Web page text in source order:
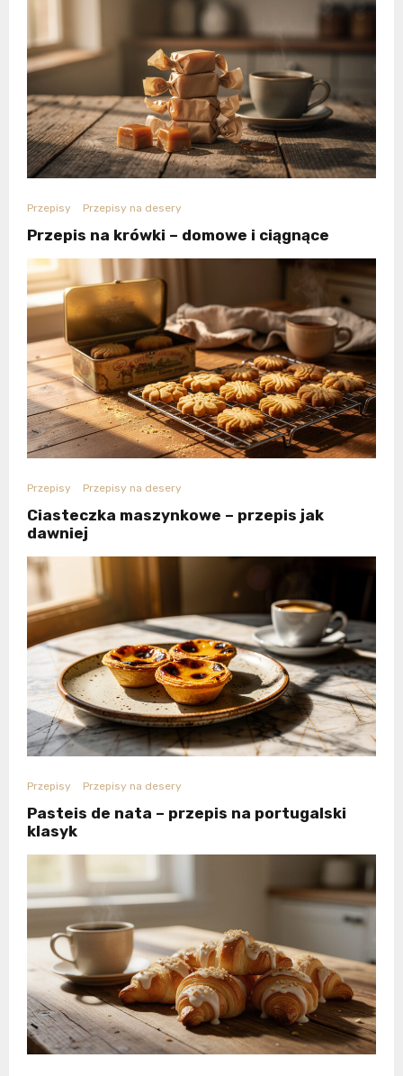
Przepisy Przepisy na desery
Przepis na krówki – domowe i ciągnące
Przepisy Przepisy na desery
Ciasteczka maszynkowe – przepis jak
dawniej
Przepisy Przepisy na desery
Pasteis de nata – przepis na portugalski
klasyk